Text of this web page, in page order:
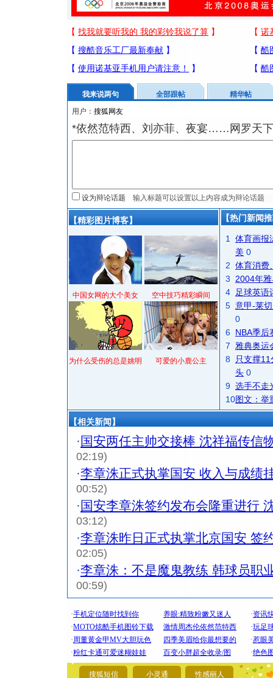
我来说两句 全部跟帖
精华帖
用户：
*依然范特西、刘亦菲、夜宴……网罗天
设为辩论话题
【精彩图片博客】
中国女网的大个美女 空中技巧精彩瞬间
为什么受伤的总是姚明 可爱的小鹿公主
【热门新闻
1
体育画报
美 0
2 体育消费
3
2004年
4
足球英语
5 意甲-莱
0
6 NBA季后
7
雅典奥运
8
只支撑
头 0
9 选手不走
10图文：举
【相关新闻】
· 国安两任主帅交接棒 沈祥福传信
02:19)
·李章洙正式执掌国安 收入与成绩
00:52)
· 国安李章洙签约发布会隆重进行
03:12)
·李章洙昨日正式执掌北京国安 签
02:05)
·李章洙：不是魔鬼教练 韩球员职
00:59)
搜狐短信 小灵通 性感丽人
[圣诞节]
你太多
要平安！